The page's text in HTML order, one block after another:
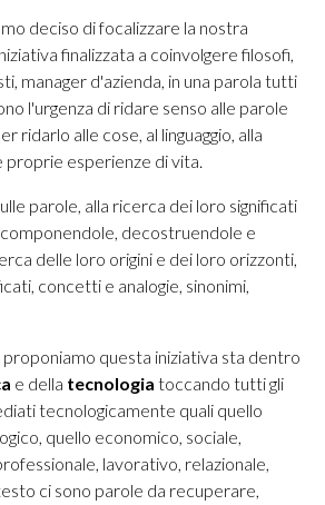
deciso di focalizzare la nostra
finalizzata a coinvolgere filosofi,
manager d'azienda, in una parola tutti
l'urgenza di ridare senso alle parole
ridarlo alle cose, al linguaggio, alla
proprie esperienze di vita.
parole, alla ricerca dei loro significati
decostruendole e
delle loro origini e dei loro orizzonti,
concetti e analogie, sinonimi,
questa iniziativa sta dentro
e della tecnologia toccando tutti gli
tecnologicamente quali quello
quello economico, sociale,
lavorativo, relazionale,
ci sono parole da recuperare,